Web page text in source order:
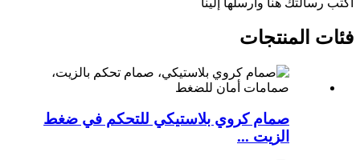
اكتب رسالتك هنا وأرسلها إلينا
فئات المنتجات
صمام كروي بلاستيكي للتحكم في ضغط
الزيت ...